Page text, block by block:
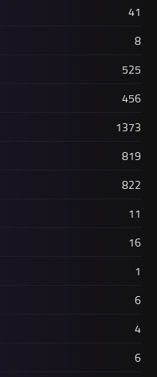
41
8
525
456
1373
819
822
11
16
1
6
4
6